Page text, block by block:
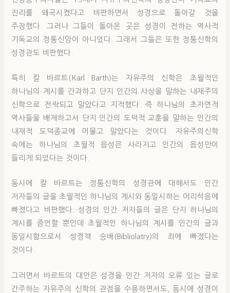
진리를 왜곡시켰다고 비판하면서 성경으로 돌아갈 것을
주장했다. 그러나 그들이 돌아온 곳은 성경이 전하는 역사적
기독교의 정통신앙이 아니었다. 그래서 그들은 또한 정통신학의
성경관도 비판했다.
특히 칼 바르트(Karl Barth)는 자유주의 신학은 초월적인
하나님의 계시를 간과하고 단지 인간의 사상을 말하는 내재주의
신학으로 전락되고 말았다고 지적했다. 즉 하나님의 초자연적
역사들을 배제하고서 단지 인간의 도덕적 교훈을 말하는 인간의
내재적 도덕종교에 머물고 말았다는 것이다. 자유주의신학
속에는 하나님의 초월적 음성은 사라지고 인간의 음성만이
들리게 되었다는 것이다.
동시에 칼 바르트는 정통신학의 성경관에 대해서도 인간
저자들의 글을 초월적인 하나님의 계시와 동일시하는 어리석음에
빠졌다고 비판했다. 성경의 인간 저자들의 글은 단지 하나님의
계시를 증언할 뿐인데 초월적인 하나님의 계시를 인간의 글과
동일시함으로서 성경책 숭배(Bibliolatry)의 죄에 빠졌다는
것이다.
그러면서 바르트의 대안은 성경을 인간 저자의 오류 있는 글로
간주하는 자유주의 신학의 관점을 수용하면서도, 동시에 성경이